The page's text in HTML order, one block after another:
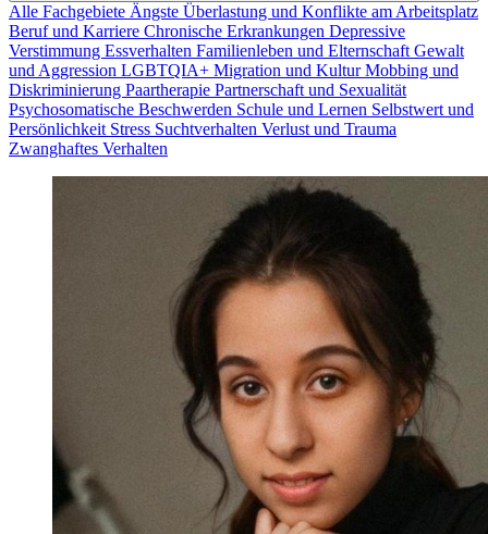
Alle Fachgebiete Ängste Überlastung und Konflikte am Arbeitsplatz
Beruf und Karriere Chronische Erkrankungen Depressive
Verstimmung Essverhalten Familienleben und Elternschaft Gewalt
und Aggression LGBTQIA+ Migration und KulturMobbing und
Diskriminierung Paartherapie Partnerschaft und Sexualität
Psychosomatische Beschwerden Schule und Lernen Selbstwert und
Persönlichkeit Stress Suchtverhalten Verlust und Trauma
Zwanghaftes Verhalten